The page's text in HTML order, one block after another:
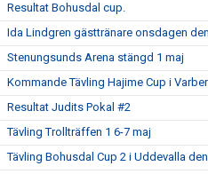
Resultat Bohusdal cup.
Ida Lindgren gästtränare onsdagen
Stenungsunds Arena stängd 1 maj
Kommande Tävling Hajime Cup i
Resultat Judits Pokal #2
Tävling Trollträffen 1 6-7 maj
Tävling Bohusdal Cup 2 i Uddevalla